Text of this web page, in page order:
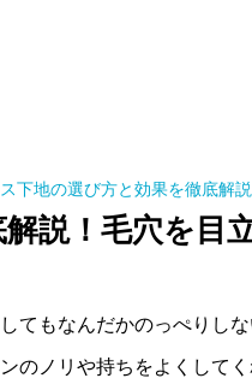
下地の選び方と効果を徹底解
説！毛穴を目
てもなんだかのっぺりし
のノリや持ちをよくして